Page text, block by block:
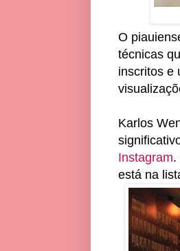
O
técnicas
inscritos e
Karlos
Instagram.
está na